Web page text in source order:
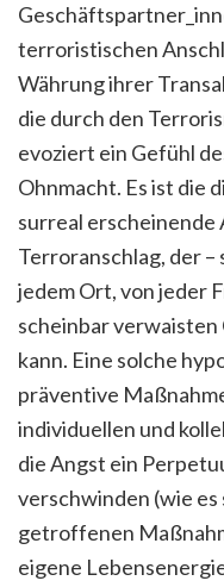
terroristischen
Währung ihrer
die durch den
evoziert ein Gefühl
Ohnmacht. Es ist die
surreal erscheinende
Terroranschlag, der –
jedem Ort, von jeder
scheinbar
kann. Eine solche
präventive
individuellen und
die Angst ein
verschwinden (wie
getroffenen
eigene